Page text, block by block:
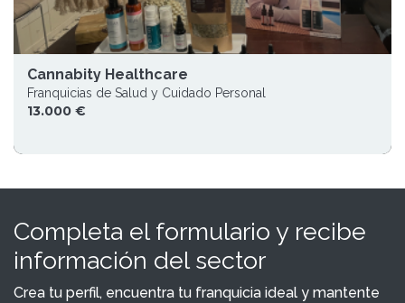
Cannabity Healthcare
Franquicias de Salud y Cuidado Personal
13.000 €
Completa el formulario y recibe
información del sector
Crea tu perfil, encuentra tu franquicia ideal y mantente